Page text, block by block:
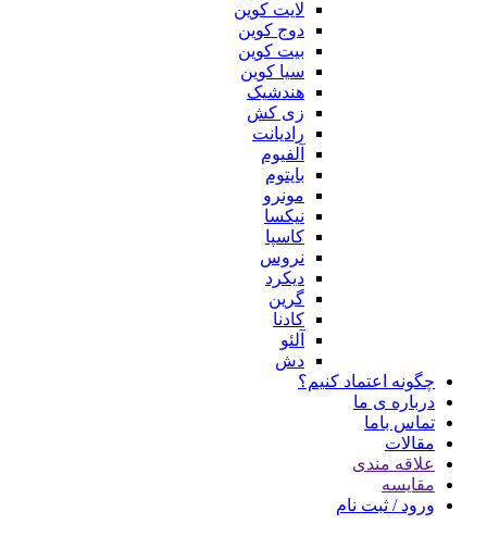
لایت کوین
دوج کوین
بیت کوین
سیا کوین
هندشیک
زی کش
رادیانت
آلفیوم
بایتوم
مونرو
نیکسا
کاسپا
نروس
دیکرد
گرین
کادنا
آلئو
دش
چگونه اعتماد کنیم؟
درباره ی ما
تماس باما
مقالات
علاقه مندی
مقایسه
ورود / ثبت نام